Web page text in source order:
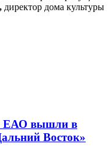
директор дома культуры
ЕАО вышли в
Восток»